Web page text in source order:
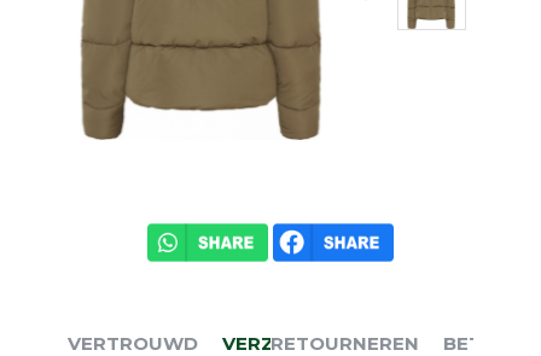
VERTROUWD VERZENDEN
RETOURNEREN BETALEN